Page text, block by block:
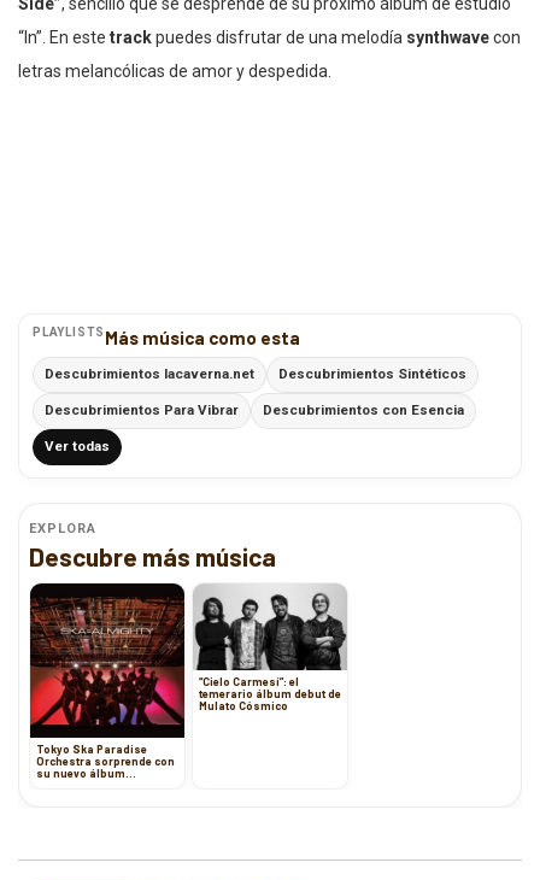
“In”. En este trackpuedes disfrutar de una melodía synthwavecon
letras melancólicas de amor y despedida.
PLAYLISTS Más música como esta
Descubrimientos lacaverna.net Descubrimientos Sintéticos
Descubrimientos Para Vibrar Descubrimientos con Esencia
Ver todas
EXPLORA
Descubre más música
Tokyo Ska Paradise
Orchestra sorprende con
su nuevo álbum
“Cielo Carmesí”: el
temerario álbum debut de
Mulato Cósmico